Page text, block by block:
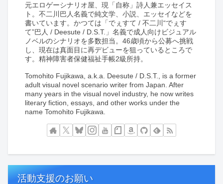
元エロゲーシナリオ屋、現「自称」詩人兼エッセイス
ト。不二川巴人名義で純文学、小説、エッセイなどを
書いています。かつては「でぇすて / 不二川“でぇす
て”巴人 / Deesute / D.S.T.」名義で成人向けビジュアル
ノベルのシナリオを多数担当。46歳頃から公募へ挑戦
し、現在は真面目に再デビューを狙っているところで
す。精神障害者保健福祉手帳2級所持。
Tomohito Fujikawa, a.k.a. Deesute / D.S.T., is a former
adult visual novel scenario writer from Japan. After
many years in the visual novel industry, he now writes
literary fiction, essays, and other works under the
name Tomohito Fujikawa.
活動支援のお願い